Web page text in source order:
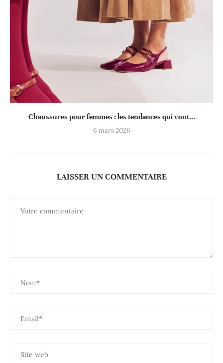
Chaussures pour femmes : les tendances qui vont...
6 mars 2026
LAISSER UN COMMENTAIRE